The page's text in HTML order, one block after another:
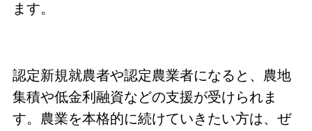
ます。
認定新規就農者や認定農業者になると、農地
集積や低金利融資などの支援が受けられま
す。農業を本格的に続けていきたい方は、ぜ